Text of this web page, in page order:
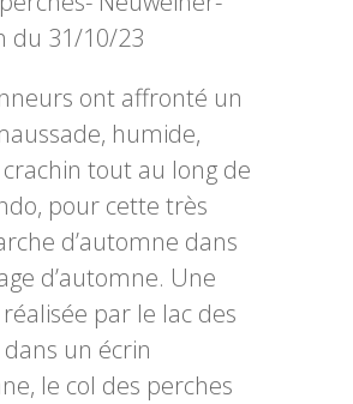
du 31/10/23
ont affronté un
humide,
crachin tout au long de
pour cette très
d’automne dans
d’automne. Une
par le lac des
un écrin
le col des perches